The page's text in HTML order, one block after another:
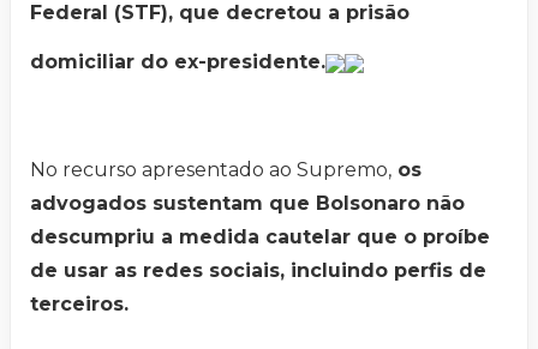
Federal (STF), que decretou a prisão
domiciliar do ex-presidente.
No recurso apresentado ao Supremo, os
advogados sustentam que Bolsonaro não
descumpriu a medida cautelar que o proíbe
de usar as redes sociais, incluindo perfis de
terceiros.